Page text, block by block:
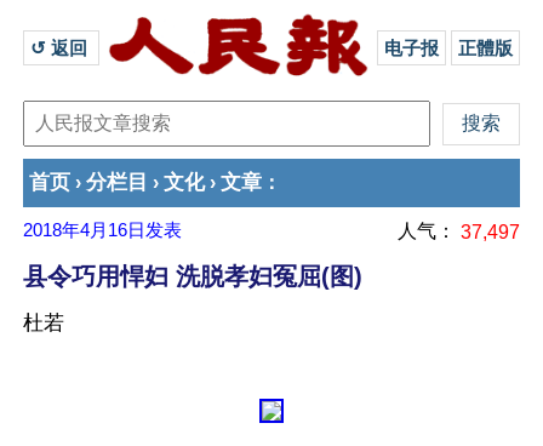
↺ 返回 电子报 正體版
首页 › 分栏目 › 文化› 文章 ：
2018年4月16日 发表 人气： 37,497
县令巧用悍妇 洗脱孝妇冤屈(图)
杜若